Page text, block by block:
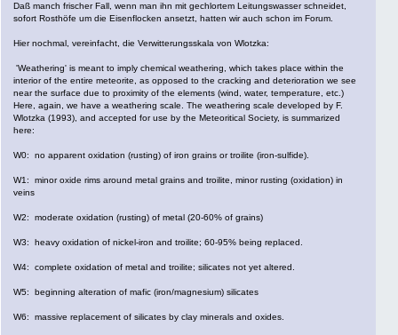
Daß manch frischer Fall, wenn man ihn mit gechlortem Leitungswasser schneidet,
sofort Rosthöfe um die Eisenflocken ansetzt, hatten wir auch schon im Forum.
Hier nochmal, vereinfacht, die Verwitterungsskala von Wlotzka:
'Weathering' is meant to imply chemical weathering, which takes place within the
interior of the entire meteorite, as opposed to the cracking and deterioration we see
near the surface due to proximity of the elements (wind, water, temperature, etc.)
Here, again, we have a weathering scale. The weathering scale developed by F.
Wlotzka (1993), and accepted for use by the Meteoritical Society, is summarized
here:
W0: no apparent oxidation (rusting) of iron grains or troilite (iron-sulfide).
W1: minor oxide rims around metal grains and troilite, minor rusting (oxidation) in
veins
W2: moderate oxidation (rusting) of metal (20-60% of grains)
W3: heavy oxidation of nickel-iron and troilite; 60-95% being replaced.
W4: complete oxidation of metal and troilite; silicates not yet altered.
W5: beginning alteration of mafic (iron/magnesium) silicates
W6: massive replacement of silicates by clay minerals and oxides.